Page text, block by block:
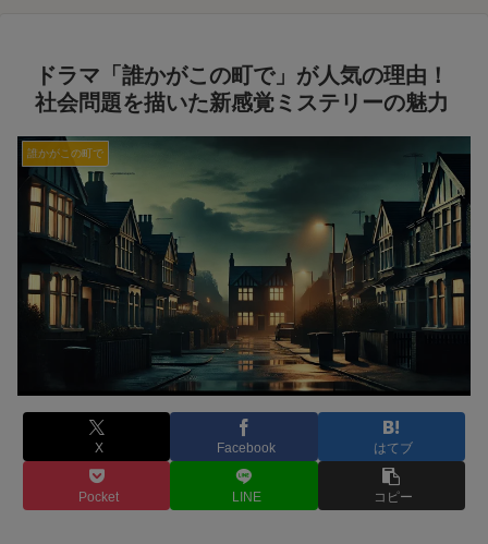
ドラマ「誰かがこの町で」が人気の理由！
社会問題を描いた新感覚ミステリーの魅力
誰かがこの町で
X Facebook はてブ
Pocket LINE コピー